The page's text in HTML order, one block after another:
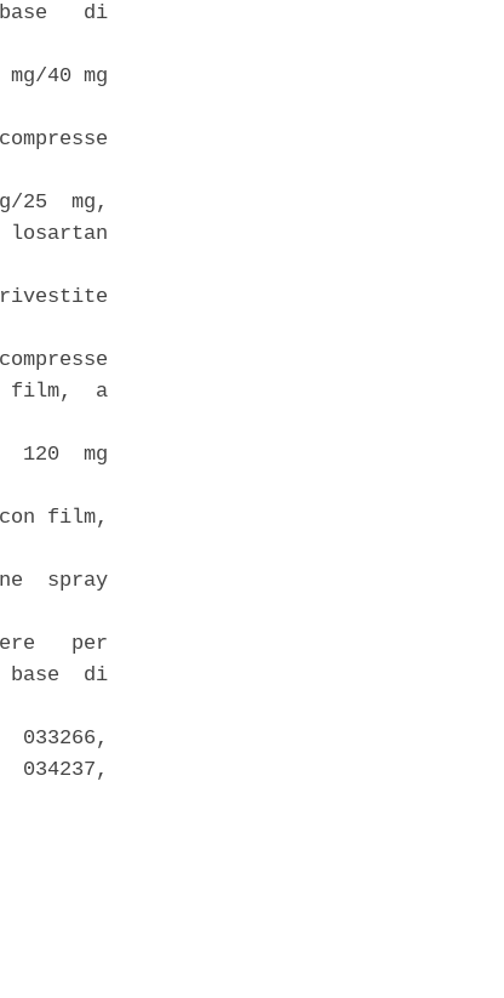
di
mg/40 mg
25  mg,
film,  a
120  mg
film,
spray
per
base  di
033266,
034237,